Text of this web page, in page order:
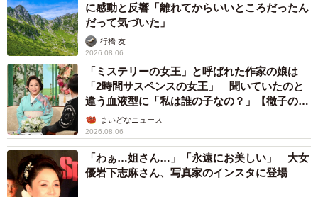
に感動と反響「離れてからいいところだったん
だって気づいた」
行橋 友
2026.08.06
「ミステリーの女王」と呼ばれた作家の娘は
「2時間サスペンスの女王」 聞いていたのと
違う血液型に「私は誰の子なの？」【徹子の部
屋】まいどなニュース
2026.08.06
「わぁ…姐さん…」「永遠にお美しい」 大女
優岩下志麻さん、写真家のインスタに登場